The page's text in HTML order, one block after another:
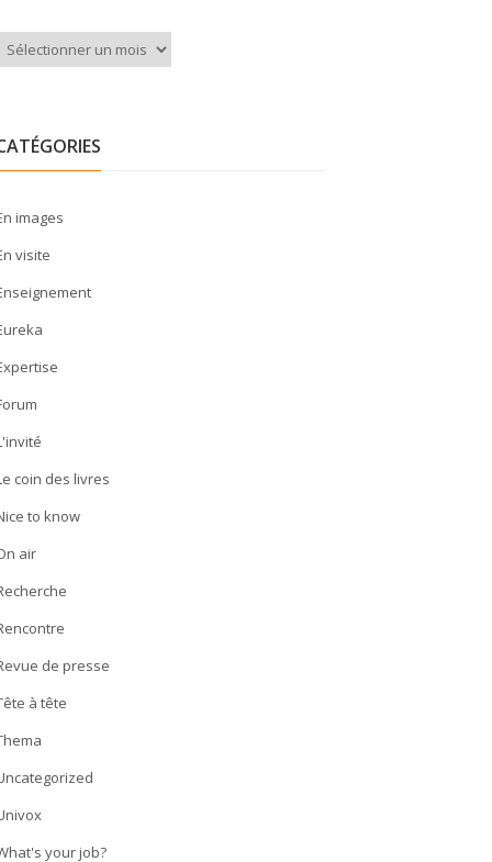
Archives
images
visite
coin des livres
to know
air
de presse
à tête
your job?